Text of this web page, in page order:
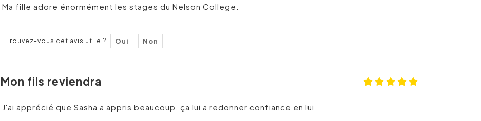
Ma fille adore énormément les stages du Nelson College.
Trouvez-vous cet avis utile ? Oui Non
Mon fils reviendra
J'ai apprécié que Sasha a appris beaucoup, ça lui a redonner confiance en lui